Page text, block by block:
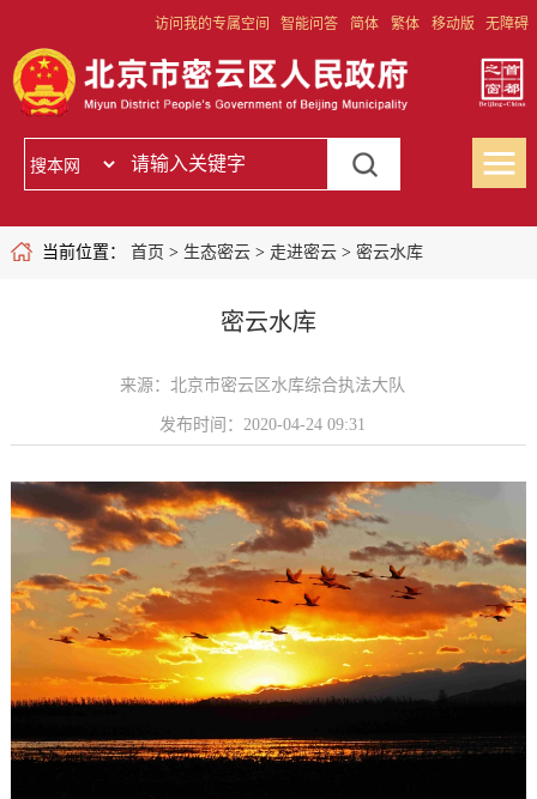
访问我的专属空间 智能问答 简体 繁体 移动版 无障碍
当前位置： 首页 > 生态密云> 走进密云> 密云水库
密云水库
来源：北京市密云区水库综合执法大队
发布时间：2020-04-24 09:31